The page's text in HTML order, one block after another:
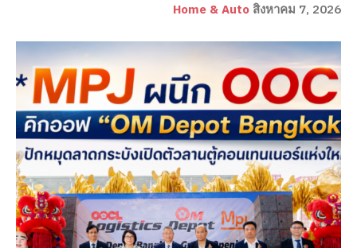
Home & Auto สิงหาคม 7, 2026